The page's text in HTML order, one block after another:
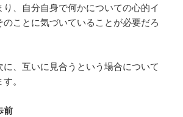
り、自分自身で何かについての心的イ
のことに気づいていることが必要だろ
に、互いに見合うという場合について
。
前